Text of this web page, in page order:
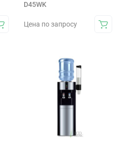
D45WK
Цена по запросу